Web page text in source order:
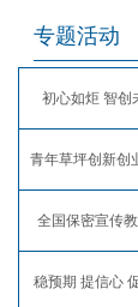
专题活动
初心如炬 智创
青年草坪创新创
全国保密宣传
稳预期 提信心